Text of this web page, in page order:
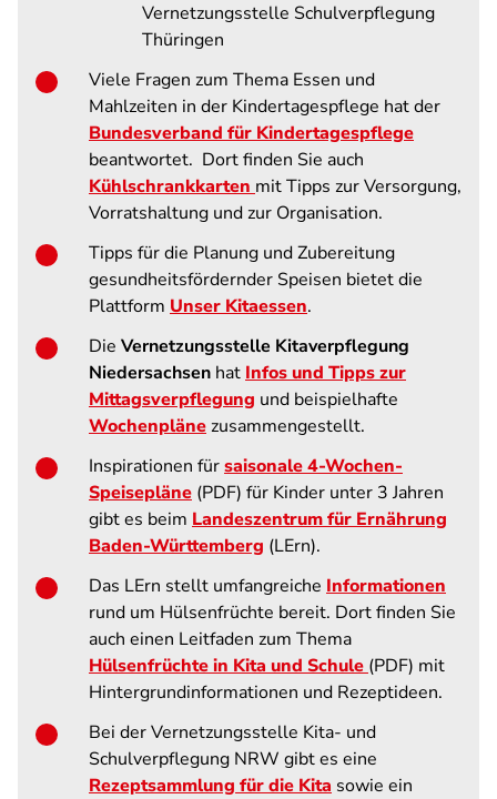
Vernetzungsstelle Schulverpflegung
Thüringen
Viele Fragen zum Thema Essen und
Mahlzeiten in der Kindertagespflege hat der
Bundesverband für Kindertagespflege
beantwortet. Dort finden Sie auch
Kühlschrankkarten mit Tipps zur Versorgung,
Vorratshaltung und zur Organisation.
Tipps für die Planung und Zubereitung
gesundheitsfördernder Speisen bietet die
Plattform Unser Kitaessen.
Die Vernetzungsstelle Kitaverpflegung
Niedersachsen hat Infos und Tipps zur
Mittagsverpflegung und beispielhafte
Wochenplänezusammengestellt.
Inspirationen fürsaisonale 4-Wochen-
Speisepläne (PDF) für Kinder unter 3 Jahren
gibt es beim Landeszentrum für Ernährung
Baden-Württemberg (LErn).
Das LErn stellt umfangreiche Informationen
rund um Hülsenfrüchte bereit. Dort finden Sie
auch einen Leitfaden zum Thema
Hülsenfrüchte in Kita und Schule (PDF) mit
Hintergrundinformationen und Rezeptideen.
Bei der Vernetzungsstelle Kita- und
Schulverpflegung NRW gibt es eine
Rezeptsammlung für die Kita sowie ein